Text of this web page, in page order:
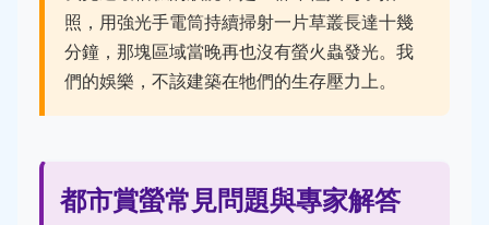
照，用強光手電筒持續掃射一片草叢長達十幾
分鐘，那塊區域當晚再也沒有螢火蟲發光。我
們的娛樂，不該建築在牠們的生存壓力上。
都市賞螢常見問題與專家解答